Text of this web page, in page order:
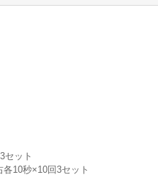
セット
10秒×10回3セット